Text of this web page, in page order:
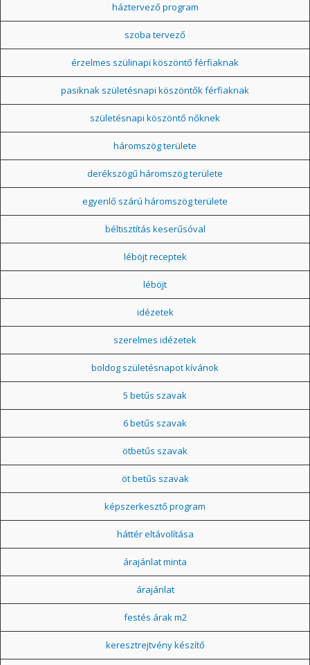
háztervező program
szoba tervező
érzelmes szülinapi köszöntő férfiaknak
pasiknak születésnapi köszöntők férfiaknak
születésnapi köszöntő nőknek
háromszög területe
derékszögű háromszög területe
egyenlő szárú háromszög területe
béltisztítás keserűsóval
léböjt receptek
léböjt
idézetek
szerelmes idézetek
boldog születésnapot kívánok
5 betűs szavak
6 betűs szavak
ötbetűs szavak
öt betűs szavak
képszerkesztő program
háttér eltávolítása
árajánlat minta
árajánlat
festés árak m2
keresztrejtvény készítő